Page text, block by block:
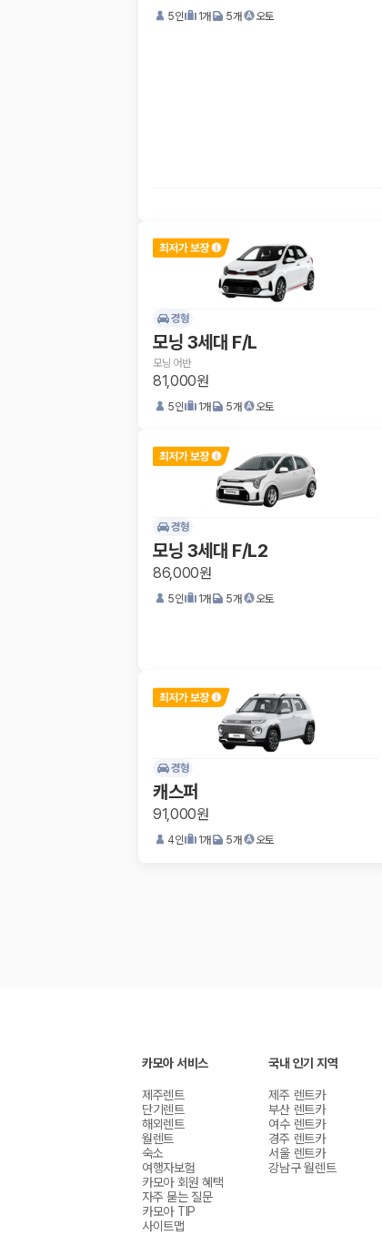
5인 1개 5개 오토
경형
모닝 3세대 F/L
모닝 어반
81,000원
5인 1개 5개 오토
경형
모닝 3세대 F/L2
86,000원
5인 1개 5개 오토
경형
캐스퍼
91,000원
4인 1개 5개 오토
카모아 서비스
제주렌트
단기렌트
해외렌트
월렌트
숙소
여행자보험
카모아 회원 혜택
자주 묻는 질문
카모아 TIP
사이트맵
국내 인기 지역
제주 렌트카
부산 렌트카
여수 렌트카
경주 렌트카
서울 렌트카
강남구 월렌트